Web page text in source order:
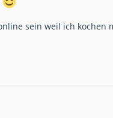
sein weil ich kochen